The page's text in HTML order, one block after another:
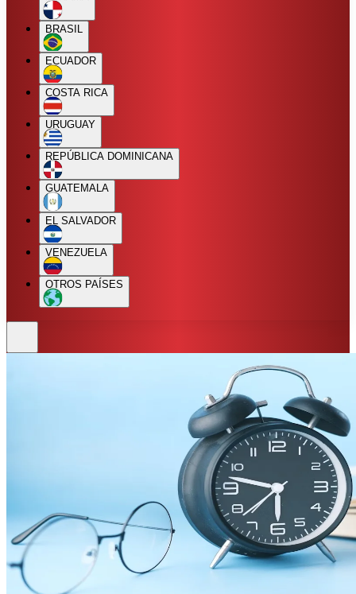
BRASIL
ECUADOR
COSTA RICA
URUGUAY
REPÚBLICA DOMINICANA
GUATEMALA
EL SALVADOR
VENEZUELA
OTROS PAÍSES